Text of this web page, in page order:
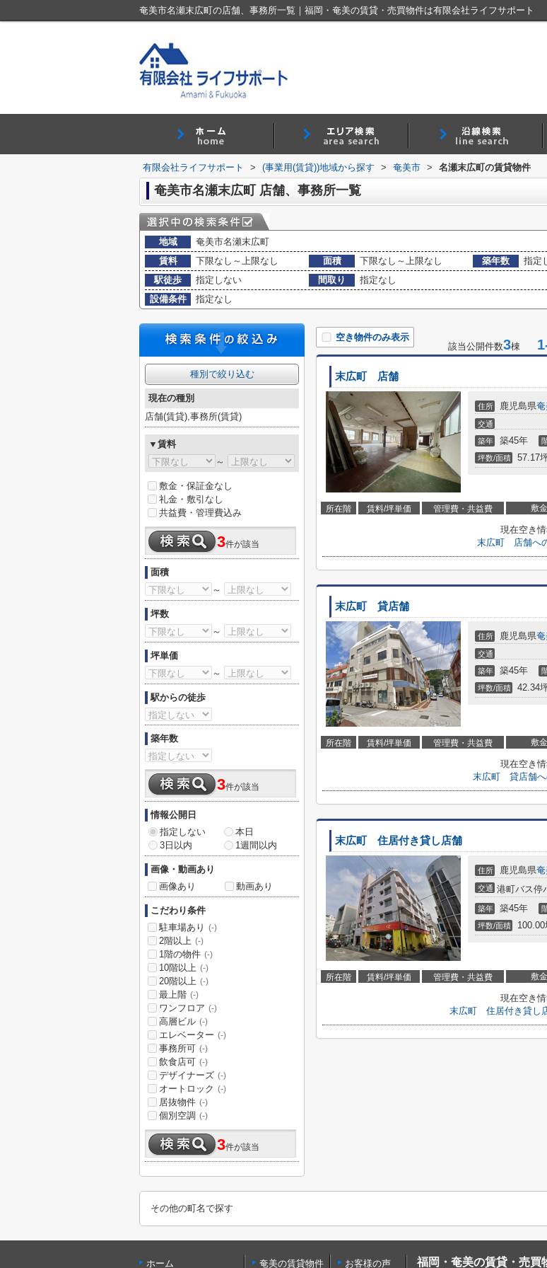
奄美市名瀬末広町の店舗、事務所一覧｜福岡・奄美の賃貸・売買物件は有限会社ライフサポート
有限会社ライフサポート > (事業用(賃貸))地域から探す > 奄美市 > 名瀬末広町の賃貸物件
奄美市名瀬末広町 店舗、事務所一覧
地域
奄美市名瀬末広町
賃料
下限なし～上限なし 面積 下限なし～上限なし 築年数
指定
駅徒歩
指定しない 間取り
指定なし
設備条件
指定なし
空き物件のみ表示
該当公開件数3棟
末広町 店舗
住所 鹿児島県
交通
築年
築45年
坪数/面積 57.17
所在階 賃料/坪単価 管理費・共益費 敷
現在空き情
末広町 店舗へ
末広町 貸店舗
住所 鹿児島県
交通
築年
築45年
坪数/面積 42.34
所在階 賃料/坪単価 管理費・共益費 敷
現在空き情
末広町 貸店舗へ
末広町 住居付き貸し店舗
住所 鹿児島県
交通 港町バス
築年 築45年
坪数/面積
所在階 賃料/坪単価 管理費・共益費 敷
現在空き情
末広町 住居付き貸し
種別で絞り込む
現在の種別
店舗(賃貸),事務所(賃貸)
▼賃料
～
敷金・保証金なし
礼金・敷引なし
共益費・管理費込み
3件が該当
面積
～
坪数
～
坪単価
～
駅からの徒歩
築年数
3件が該当
情報公開日
指定しない
本日
3日以内
1週間以内
画像・動画あり
画像あり
動画あり
こだわり条件
駐車場あり
(-)
2階以上 (-)
1階の物件 (-)
10階以上 (-)
20階以上 (-)
最上階 (-)
ワンフロア (-)
高層ビル (-)
エレベーター (-)
事務所可 (-)
飲食店可 (-)
デザイナーズ (-)
オートロック (-)
居抜物件 (-)
個別空調 (-)
3件が該当
その他の町名で探す
ホーム 奄美の賃貸物件 お客様の声 福岡・奄美の賃貸・売買